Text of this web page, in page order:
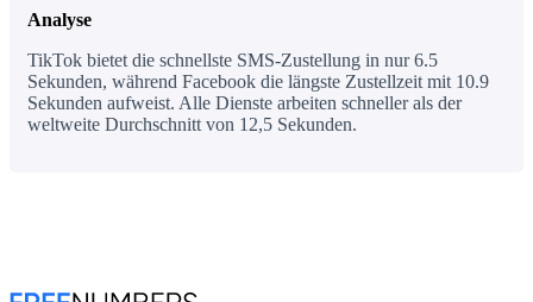
Analyse
TikTok bietet die schnellste SMS-Zustellung in nur 6.5
Sekunden, während Facebook die längste Zustellzeit mit 10.9
Sekunden aufweist. Alle Dienste arbeiten schneller als der
weltweite Durchschnitt von 12,5 Sekunden.